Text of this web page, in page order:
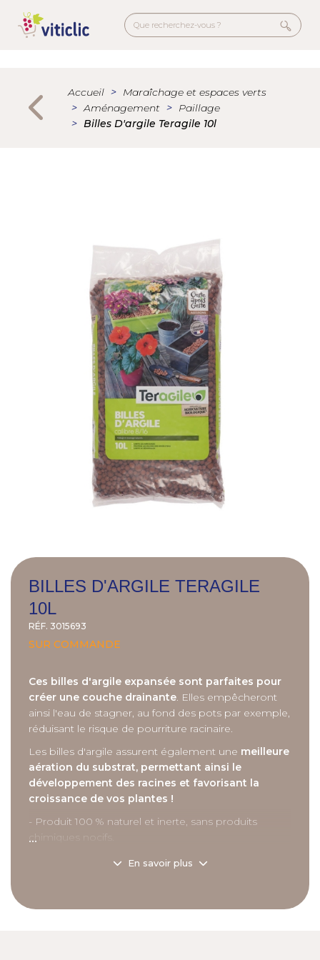
contenu
Accueil
Maraîchage et espaces verts
Aménagement
Paillage
Billes D'argile Teragile 10l
BILLES D'ARGILE TERAGILE
10L
RÉF. 3015693
SUR COMMANDE
Ces billes d'argile expansée sont parfaites pour
créer une couche drainante. Elles empêcheront
ainsi l'eau de stagner, au fond des pots par exemple,
réduisant le risque de pourriture racinaire.
Les billes d'argile assurent également une meilleure
aération du substrat, permettant ainsi le
développement des racines et favorisant la
croissance de vos plantes !
- Produit 100 % naturel et inerte, sans produits
chimiques nocifs.
- Léger et facile à manipuler, parfait pour tous
...
En savoir plus